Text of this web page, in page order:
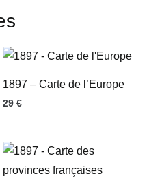
1897 – Carte de l’Europe
29 €